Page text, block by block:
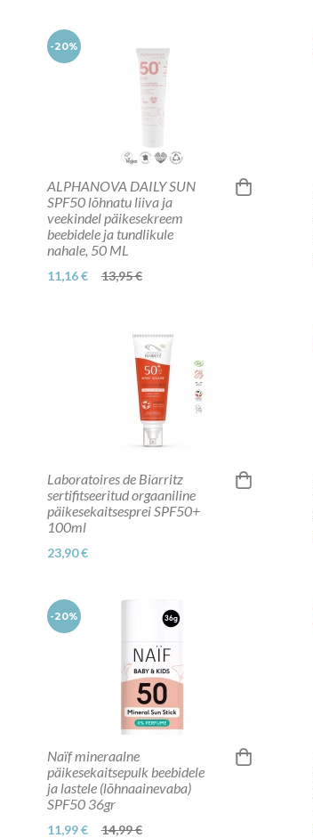
-20%
ALPHANOVA DAILY SUN
SPF50 lõhnatu liiva ja
veekindel päikesekreem
beebidele ja tundlikule
nahale, 50 ML
11,16 € 13,95 €
Laboratoires de Biarritz
sertifitseeritud orgaaniline
päikesekaitsesprei SPF50+
100ml
23,90 €
-20%
Naïf mineraalne
päikesekaitsepulk beebidele
ja lastele (lõhnaainevaba)
SPF50 36gr
11,99 € 14,99 €